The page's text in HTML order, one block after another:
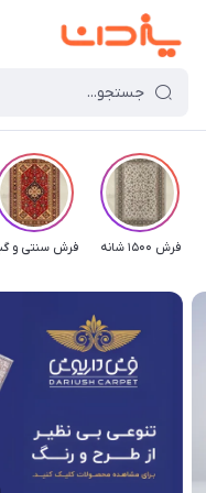
فرش 1500 شانه فرش سنتی و